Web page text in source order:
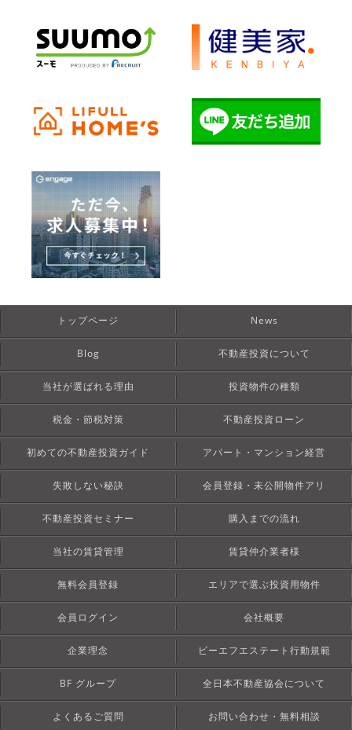
トップページ News
Blog 不動産投資について
当社が選ばれる理由 投資物件の種類
税金・節税対策 不動産投資ローン
初めての不動産投資ガイド アパート・マンション経営
失敗しない秘訣 会員登録・未公開物件アリ
不動産投資セミナー 購入までの流れ
当社の賃貸管理 賃貸仲介業者様
無料会員登録 エリアで選ぶ投資用物件
会員ログイン 会社概要
企業理念 ビーエフエステート行動規範
BF グループ 全日本不動産協会について
よくあるご質問 お問い合わせ・無料相談